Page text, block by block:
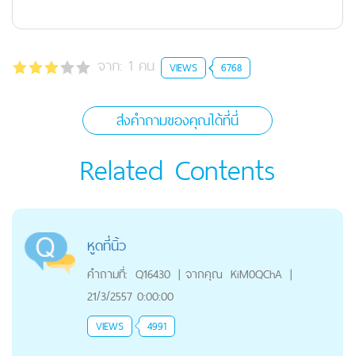
จาก: 1 คน VIEWS 6768
ส่งคำถามของคุณได้ที่นี่
Related Contents
หูดที่นิ้ว
คำถามที่: Q16430 | จากคุณ KiM0QChA |
21/3/2557 0:00:00
VIEWS 4991